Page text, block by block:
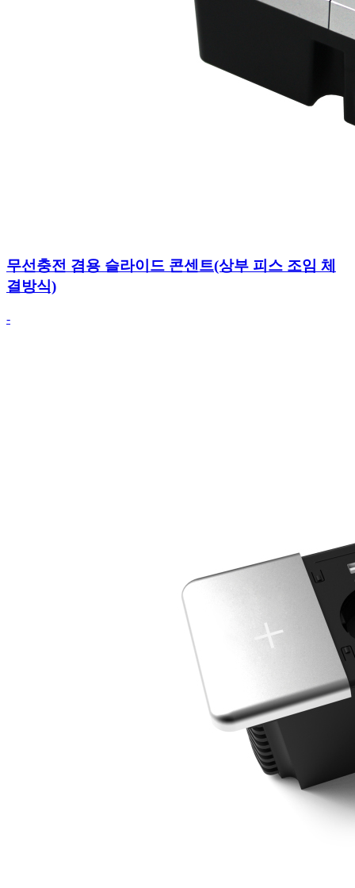
무선충전 겸용 슬라이드 콘센트(상부 피스 조임 체
결방식)
-